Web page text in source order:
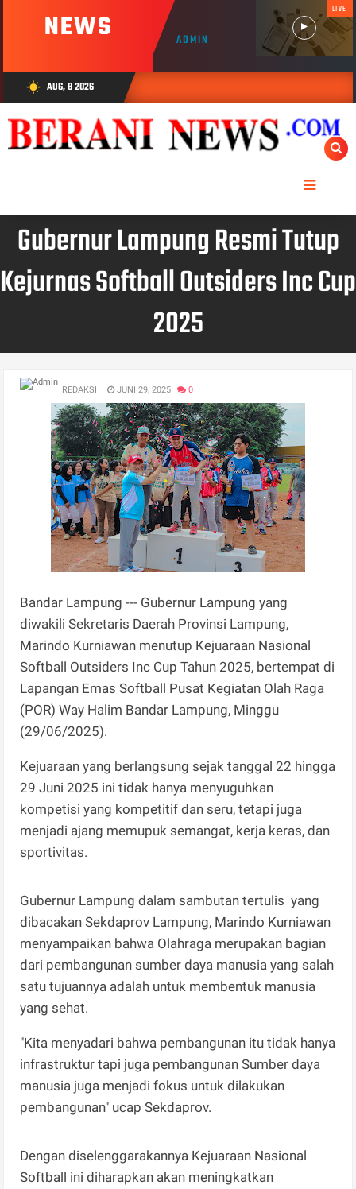
NEWS ADMIN
LIVE
wb_sunny AUG, 8 2026
Gubernur Lampung Resmi Tutup
Kejurnas Softball Outsiders Inc Cup
2025
REDAKSI JUNI 29, 2025 0
Bandar Lampung --- Gubernur Lampung yang
diwakili Sekretaris Daerah Provinsi Lampung,
Marindo Kurniawan menutup Kejuaraan Nasional
Softball Outsiders Inc Cup Tahun 2025, bertempat di
Lapangan Emas Softball Pusat Kegiatan Olah Raga
(POR) Way Halim Bandar Lampung, Minggu
(29/06/2025).
Kejuaraan yang berlangsung sejak tanggal 22 hingga
29 Juni 2025 ini tidak hanya menyuguhkan
kompetisi yang kompetitif dan seru, tetapi juga
menjadi ajang memupuk semangat, kerja keras, dan
sportivitas.
Gubernur Lampung dalam sambutan tertulis yang
dibacakan Sekdaprov Lampung, Marindo Kurniawan
menyampaikan bahwa Olahraga merupakan bagian
dari pembangunan sumber daya manusia yang salah
satu tujuannya adalah untuk membentuk manusia
yang sehat.
"Kita menyadari bahwa pembangunan itu tidak hanya
infrastruktur tapi juga pembangunan Sumber daya
manusia juga menjadi fokus untuk dilakukan
pembangunan" ucap Sekdaprov.
Dengan diselenggarakannya Kejuaraan Nasional
Softball ini diharapkan akan meningkatkan